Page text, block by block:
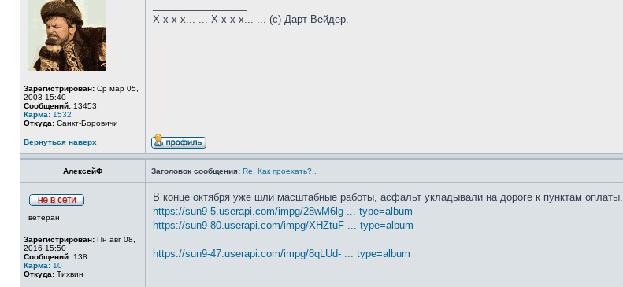
Зарегистрирован: Ср мар 05,
2003 15:40
Сообщений: 13453
Карма: 1532
Откуда: Санкт-Боровичи
Х-х-х-х... ... Х-х-х-х... ... (с) Дарт Вейдер.
Вернуться наверх
АлексейФ Заголовок сообщения: Re: Как проехать?..
ветеран
Зарегистрирован: Пн авг 08,
2016 15:50
Сообщений: 138
Карма: 10
Откуда: Тихвин
В конце октября уже шли масштабные работы, асфальт укладывали на дороге к пунктам оплаты.
https://sun9-5.userapi.com/impg/28wM6lg ... type=album
https://sun9-80.userapi.com/impg/XHZtuF ... type=album
https://sun9-47.userapi.com/impg/8qLUd- ... type=album